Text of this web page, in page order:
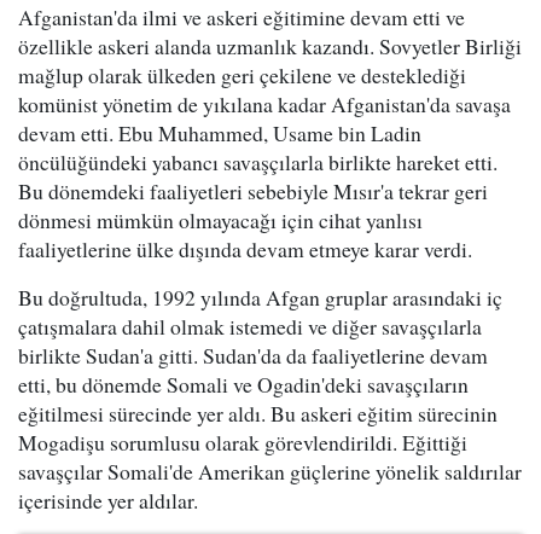
Afganistan'da ilmi ve askeri eğitimine devam etti ve
özellikle askeri alanda uzmanlık kazandı. Sovyetler Birliği
mağlup olarak ülkeden geri çekilene ve desteklediği
komünist yönetim de yıkılana kadar Afganistan'da savaşa
devam etti. Ebu Muhammed, Usame bin Ladin
öncülüğündeki yabancı savaşçılarla birlikte hareket etti.
Bu dönemdeki faaliyetleri sebebiyle Mısır'a tekrar geri
dönmesi mümkün olmayacağı için cihat yanlısı
faaliyetlerine ülke dışında devam etmeye karar verdi.
Bu doğrultuda, 1992 yılında Afgan gruplar arasındaki iç
çatışmalara dahil olmak istemedi ve diğer savaşçılarla
birlikte Sudan'a gitti. Sudan'da da faaliyetlerine devam
etti, bu dönemde Somali ve Ogadin'deki savaşçıların
eğitilmesi sürecinde yer aldı. Bu askeri eğitim sürecinin
Mogadişu sorumlusu olarak görevlendirildi. Eğittiği
savaşçılar Somali'de Amerikan güçlerine yönelik saldırılar
içerisinde yer aldılar.